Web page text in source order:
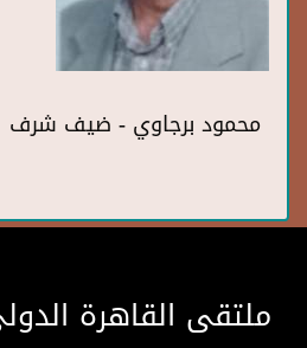
محمود برجاوي - ضيف شرف
ملتقى القاهرة